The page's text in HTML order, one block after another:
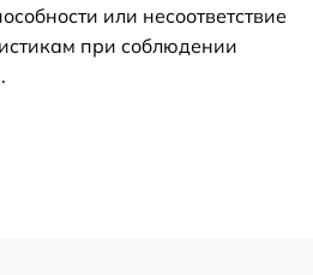
или несоответствие
при соблюдении